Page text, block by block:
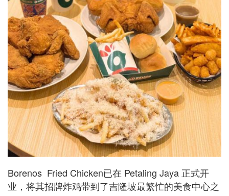
Borenos Fried Chicken已在 Petaling Jaya 正式开
业，将其招牌炸鸡带到了吉隆坡最繁忙的美食中心之